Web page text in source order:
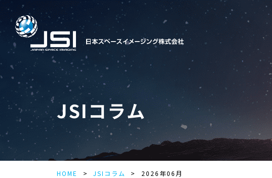
HOME JSIコラム 2026年06月
JSIコラム